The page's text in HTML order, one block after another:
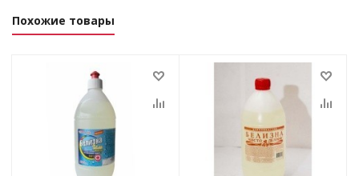
Похожие товары